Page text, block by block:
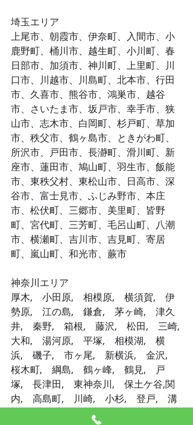
​埼玉エリア
上尾市、朝霞市、伊奈町、入間市、小
鹿野町、桶川市、越生町、小川町、春
日部市、加須市、神川町、上里町、川
口市、川越市、川島町、北本市、行田
市、久喜市、熊谷市、鴻巣市、越谷
市、さいたま市、坂戸市、幸手市、狭
山市、志木市、白岡町、杉戸町、草加
市、秩父市、鶴ヶ島市、ときがわ町、
所沢市、戸田市、長瀞町、滑川町、新
座市、蓮田市、鳩山町、羽生市、飯能
市、東秩父村、東松山市、日高市、深
谷市、富士見市、ふじみ野市、本庄
市、松伏町、三郷市、美里町、皆野
町、宮代町、三芳町、毛呂山町、八潮
市、横瀬町、吉川市、吉見町、寄居
町、嵐山町、和光市、蕨市
神奈川エリア
厚木,　小田原,　相模原,　横須賀,　伊
勢原,　江の島,　鎌倉,　茅ヶ崎,　津久
井,　秦野,　箱根,　藤沢,　松田,　三崎,
大和,　湯河原,　平塚,　相模湖,　横
浜,　磯子,　市ヶ尾,　新横浜,　金沢,
桜木町,　綱島,　鶴ヶ峰,　鶴見,　戸
塚,　長津田,　東神奈川,　保土ケ谷,関
内,　高島町,　川崎,　小杉,　登戸,　溝